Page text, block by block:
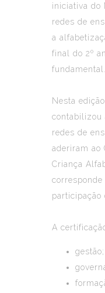
iniciativa do
redes de
a
final do 2º
fundamental.
Nesta
contabilizou
redes de
aderiram ao
Criança
corresponde
participação
A
gestão;